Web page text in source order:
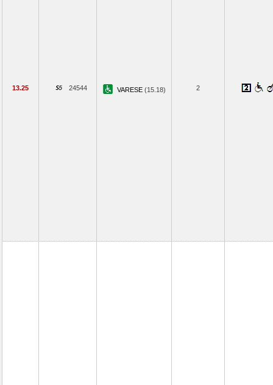
13.25 24544 VARESE (15.18) 2